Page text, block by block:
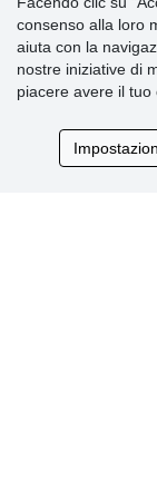
» Impostazioni
» Termini &
» Informativa
» Consegna e
» Garanzia e
consenso alla loro
aiuta con la
nostre iniziative di
piacere avere il tuo